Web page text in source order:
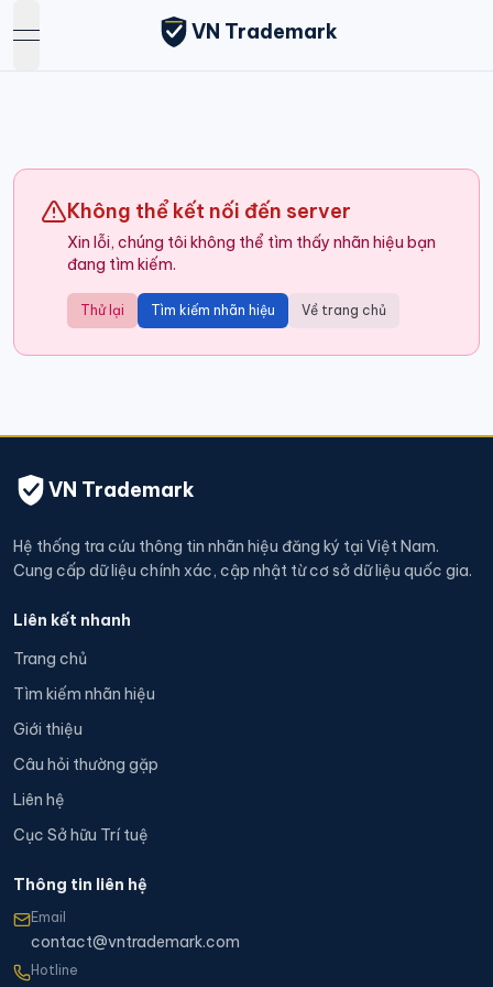
open navigation menu
VN Trademark
Không thể kết nối đến server
Xin lỗi, chúng tôi không thể tìm thấy nhãn hiệu bạn
đang tìm kiếm.
Thử lại Tìm kiếm nhãn hiệu Về trang chủ
VN Trademark
Hệ thống tra cứu thông tin nhãn hiệu đăng ký tại Việt Nam.
Cung cấp dữ liệu chính xác, cập nhật từ cơ sở dữ liệu quốc gia.
Liên kết nhanh
Trang chủ
Tìm kiếm nhãn hiệu
Giới thiệu
Câu hỏi thường gặp
Liên hệ
Cục Sở hữu Trí tuệ
Thông tin liên hệ
Email
contact@vntrademark.com
Hotline